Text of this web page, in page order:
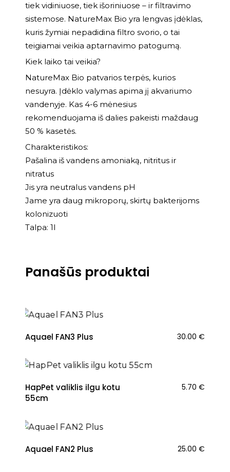
tiek vidiniuose, tiek išoriniuose – ir filtravimo
sistemose. NatureMax Bio yra lengvas įdėklas,
kuris žymiai nepadidina filtro svorio, o tai
teigiamai veikia aptarnavimo patogumą.
Kiek laiko tai veikia?
NatureMax Bio patvarios terpės, kurios
nesuyra. Įdėklo valymas apima jį akvariumo
vandenyje. Kas 4-6 mėnesius
rekomenduojama iš dalies pakeisti maždaug
50 % kasetės.
Charakteristikos:
Pašalina iš vandens amoniaką, nitritus ir
nitratus
Jis yra neutralus vandens pH
Jame yra daug mikroporų, skirtų bakterijoms
kolonizuoti
Talpa: 1l
Panašūs produktai
Aquael FAN3 Plus 30.00 €
HapPet valiklis ilgu kotu
55cm
5.70 €
Aquael FAN2 Plus 25.00 €